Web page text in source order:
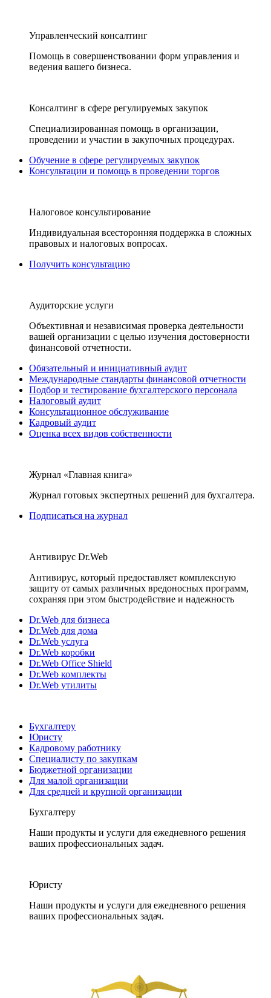
Управленческий консалтинг
Помощь в совершенствовании форм управления и
ведения вашего бизнеса.
Консалтинг в сфере регулируемых закупок
Специализированная помощь в организации,
проведении и участии в закупочных процедурах.
Обучение в сфере регулируемых закупок
Консультации и помощь в проведении торгов
Налоговое консультирование
Индивидуальная всесторонняя поддержка в сложных
правовых и налоговых вопросах.
Получить консультацию
Аудиторские услуги
Объективная и независимая проверка деятельности
вашей организации с целью изучения достоверности
финансовой отчетности.
Обязательный и инициативный аудит
Международные стандарты финансовой отчетности
Подбор и тестирование бухгалтерского персонала
Налоговый аудит
Консультационное обслуживание
Кадровый аудит
Оценка всех видов собственности
Журнал «Главная книга»
Журнал готовых экспертных решений для бухгалтера.
Подписаться на журнал
Антивирус Dr.Web
Антивирус, который предоставляет комплексную
защиту от самых различных вредоносных программ,
сохраняя при этом быстродействие и надежность
Dr.Web для бизнеса
Dr.Web для дома
Dr.Web услуга
Dr.Web коробки
Dr.Web Office Shield
Dr.Web комплекты
Dr.Web утилиты
Бухгалтеру
Юристу
Кадровому работнику
Специалисту по закупкам
Бюджетной организации
Для малой организации
Для средней и крупной организации
Бухгалтеру
Наши продукты и услуги для ежедневного решения
ваших профессиональных задач.
Юристу
Наши продукты и услуги для ежедневного решения
ваших профессиональных задач.